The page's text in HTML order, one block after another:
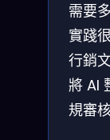
需要
實踐
行銷
將 AI
規審